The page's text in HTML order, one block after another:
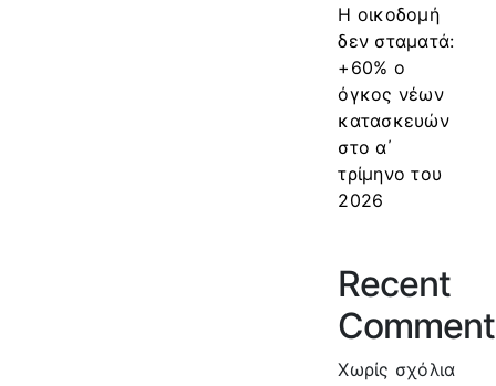
Η οικοδομή
δεν σταματά:
+60% ο
όγκος νέων
κατασκευών
στο α΄
τρίμηνο του
2026
Recent
Χωρίς σχόλια